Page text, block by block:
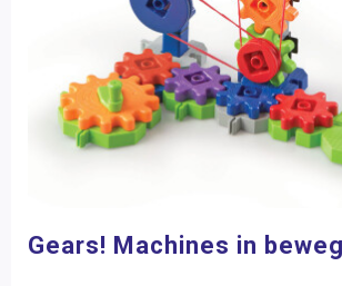
Gears! Machines in